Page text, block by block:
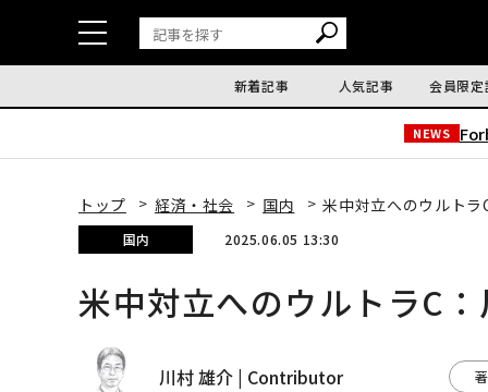
新着記事 人気記事 会員限定
NEWS
トップ 経済・社会 国内 米中対立へのウルト
国内 2025.06.05 13:30
米中対立へのウルトラC
川村 雄介 | Contributor